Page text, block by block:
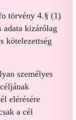
törvény 4.§ (1)
adata kizárólag
kötelezettség
személyes
elérésére
a cél